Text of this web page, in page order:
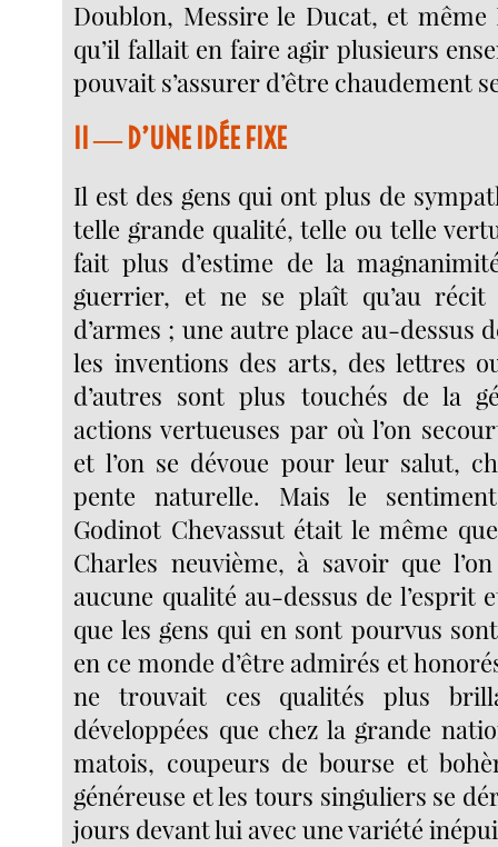
Doublon, Messire le Ducat, et même
qu’il fallait en faire agir plusieurs
pouvait s’assurer d’être chaudement
II ― D’UNE IDÉE FIXE
Il est des gens qui ont plus de
telle grande qualité, telle ou telle
fait plus d’estime de la
guerrier, et ne se plaît qu’au récit
d’armes ; une autre place au-dessus
les inventions des arts, des lettres
d’autres sont plus touchés de la
actions vertueuses par où l’on
et l’on se dévoue pour leur salut,
pente naturelle. Mais le
Godinot Chevassut était le même
Charles neuvième, à savoir que
aucune qualité au-dessus de l’esprit
que les gens qui en sont pourvus
en ce monde d’être admirés et
ne trouvait ces qualités plus
développées que chez la grande
matois, coupeurs de bourse et
généreuse et les tours singuliers se
jours devant lui avec une variété